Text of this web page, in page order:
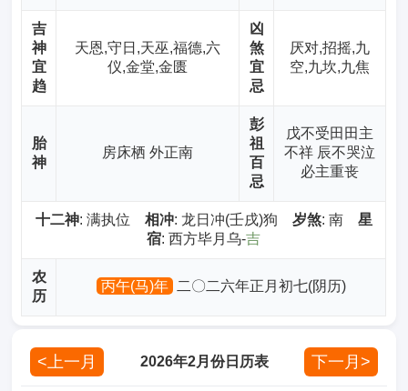
吉
神
宜
趋
天恩,守日,天巫,福德,六
仪,金堂,金匮
凶
煞
宜
忌
厌对,招摇,九
空,九坎,九焦
胎
神
房床栖 外正南
彭
祖
百
忌
戊不受田田主
不祥 辰不哭泣
必主重丧
十二神: 满执位 相冲: 龙日冲(壬戌)狗 岁煞: 南 星
宿: 西方毕月乌-吉
农
历
丙午(马)年 二〇二六年正月初七(阴历)
<上一月 2026年2月份日历表 下一月>